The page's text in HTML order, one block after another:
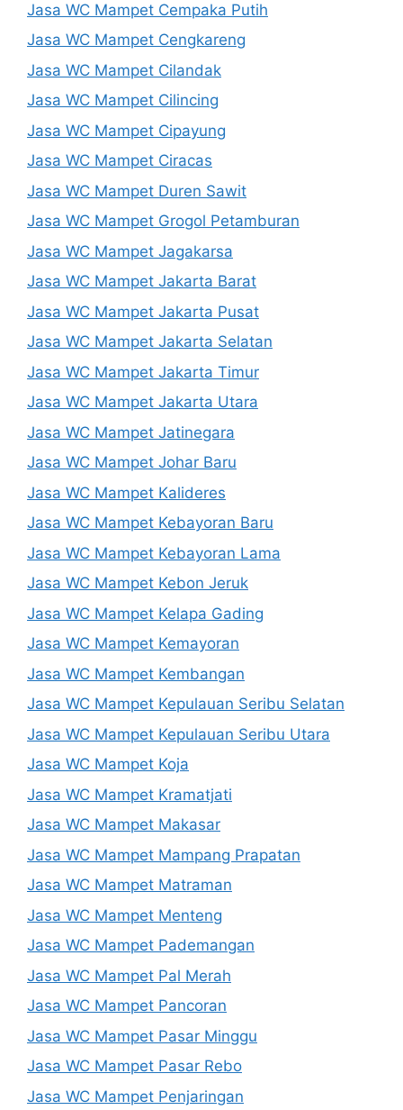
Jasa WC Mampet Cempaka Putih
Jasa WC Mampet Cengkareng
Jasa WC Mampet Cilandak
Jasa WC Mampet Cilincing
Jasa WC Mampet Cipayung
Jasa WC Mampet Ciracas
Jasa WC Mampet Duren Sawit
Jasa WC Mampet Grogol Petamburan
Jasa WC Mampet Jagakarsa
Jasa WC Mampet Jakarta Barat
Jasa WC Mampet Jakarta Pusat
Jasa WC Mampet Jakarta Selatan
Jasa WC Mampet Jakarta Timur
Jasa WC Mampet Jakarta Utara
Jasa WC Mampet Jatinegara
Jasa WC Mampet Johar Baru
Jasa WC Mampet Kalideres
Jasa WC Mampet Kebayoran Baru
Jasa WC Mampet Kebayoran Lama
Jasa WC Mampet Kebon Jeruk
Jasa WC Mampet Kelapa Gading
Jasa WC Mampet Kemayoran
Jasa WC Mampet Kembangan
Jasa WC Mampet Kepulauan Seribu Selatan
Jasa WC Mampet Kepulauan Seribu Utara
Jasa WC Mampet Koja
Jasa WC Mampet Kramatjati
Jasa WC Mampet Makasar
Jasa WC Mampet Mampang Prapatan
Jasa WC Mampet Matraman
Jasa WC Mampet Menteng
Jasa WC Mampet Pademangan
Jasa WC Mampet Pal Merah
Jasa WC Mampet Pancoran
Jasa WC Mampet Pasar Minggu
Jasa WC Mampet Pasar Rebo
Jasa WC Mampet Penjaringan